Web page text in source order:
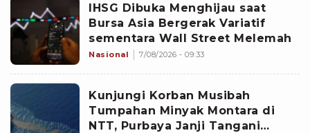
IHSG Dibuka Menghijau saat
Bursa Asia Bergerak Variatif
sementara Wall Street Melemah
Nasional 7/08/2026 - 09:33
Kunjungi Korban Musibah
Tumpahan Minyak Montara di
NTT, Purbaya Janji Tangani